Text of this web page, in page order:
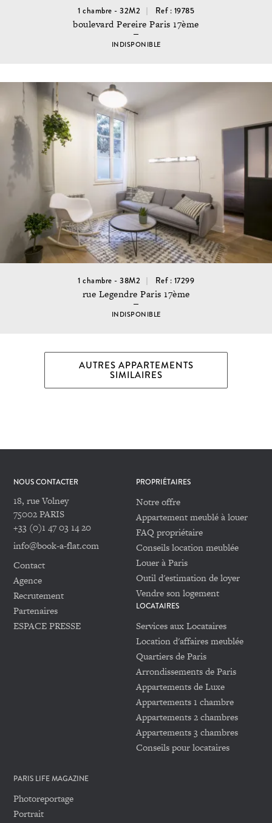
1 chambre - 32M2 Ref : 19785
boulevard Pereire Paris 17ème
INDISPONIBLE
1 chambre - 38M2 Ref : 17299
rue Legendre Paris 17ème
INDISPONIBLE
AUTRES APPARTEMENTS
SIMILAIRES
NOUS CONTACTER
18, rue Volney
75002 PARIS
+33 (0)1 47 03 14 20
info@book-a-flat.com
Contact
Agence
Recrutement
Partenaires
ESPACE PRESSE
PROPRIÉTAIRES
Notre offre
Appartement meublé à louer
FAQ propriétaire
Conseils location meublée
Louer à Paris
Outil d'estimation de loyer
Vendre son logement
LOCATAIRES
Services aux Locataires
Location d'affaires meublée
Quartiers de Paris
Arrondissements de Paris
Appartements de Luxe
Appartements 1 chambre
Appartements 2 chambres
Appartements 3 chambres
Conseils pour locataires
PARIS LIFE MAGAZINE
Photoreportage
Portrait